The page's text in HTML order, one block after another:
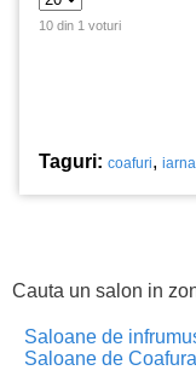
10 din 1 voturi
Taguri: coafuri, iarna
Cauta un salon in
Saloane de
Saloane de